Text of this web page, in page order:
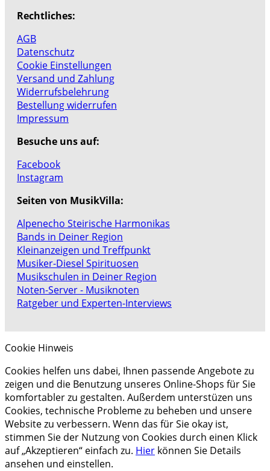
Rechtliches:
AGB
Datenschutz
Cookie Einstellungen
Versand und Zahlung
Widerrufsbelehrung
Bestellung widerrufen
Impressum
Besuche uns auf:
Facebook
Instagram
Seiten von MusikVilla:
Alpenecho Steirische Harmonikas
Bands in Deiner Region
Kleinanzeigen und Treffpunkt
Musiker-Diesel Spirituosen
Musikschulen in Deiner Region
Noten-Server - Musiknoten
Ratgeber und Experten-Interviews
Cookie Hinweis
Cookies helfen uns dabei, Ihnen passende Angebote zu
zeigen und die Benutzung unseres Online-Shops für Sie
komfortabler zu gestalten. Außerdem unterstüzen uns
Cookies, technische Probleme zu beheben und unsere
Website zu verbessern. Wenn das für Sie okay ist,
stimmen Sie der Nutzung von Cookies durch einen Klick
auf „Akzeptieren“ einfach zu. Hier können Sie Details
ansehen und einstellen.